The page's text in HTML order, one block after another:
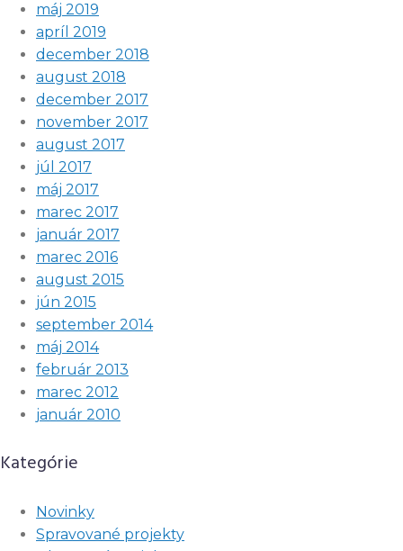
máj 2019
apríl 2019
december 2018
august 2018
december 2017
november 2017
august 2017
júl 2017
máj 2017
marec 2017
január 2017
marec 2016
august 2015
jún 2015
september 2014
máj 2014
február 2013
marec 2012
január 2010
Kategórie
Novinky
Spravované projekty